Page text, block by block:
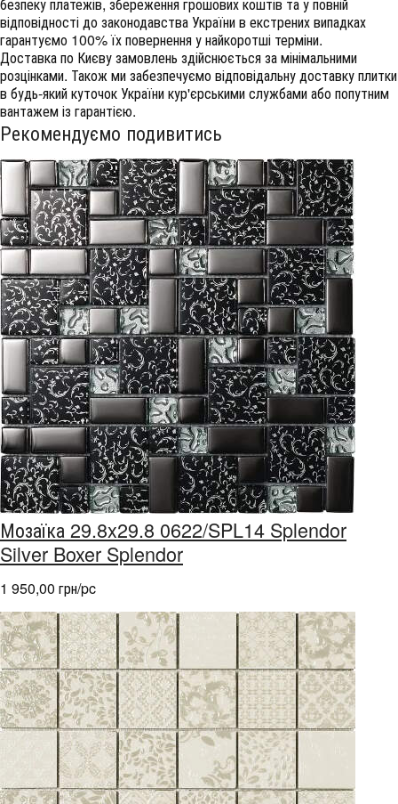
відповідності до законодавства України в екстрених випадках
гарантуємо 100% їх повернення у найкоротші терміни.
Доставка по Києву замовлень здійснюється за мінімальними
розцінками. Також ми забезпечуємо відповідальну доставку плитки
в будь-який куточок України кур'єрськими службами або попутним
вантажем із гарантією.
Рекомендуємо подивитись
Мозаїка 29.8x29.8 0622/SPL14 Splendor
Silver Boxer Splendor
1 950,00 грн/pc